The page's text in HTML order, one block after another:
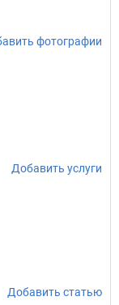
фотографии
Добавить услуги
Добавить статью